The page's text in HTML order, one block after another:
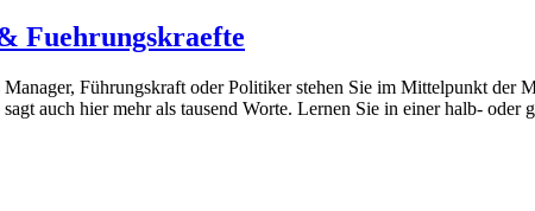
Fuehrungskraefte
Führungskraft oder Politiker stehen Sie im Mittelpunkt der
auch hier mehr als tausend Worte. Lernen Sie in einer halb-